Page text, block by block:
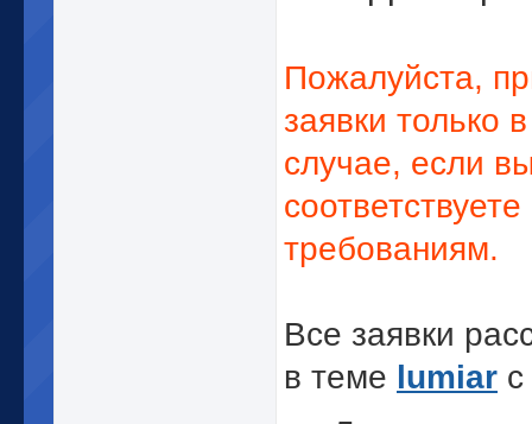
Пожалуйста,
заявки только
случае, если
требованиям.
Все заявки
в теме lumiar